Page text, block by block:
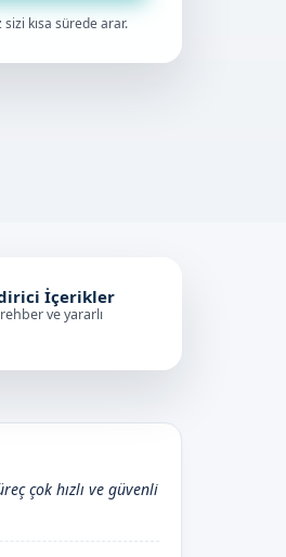
kısa sürede arar.
İçerikler
ve yararlı
çok hızlı ve güvenli